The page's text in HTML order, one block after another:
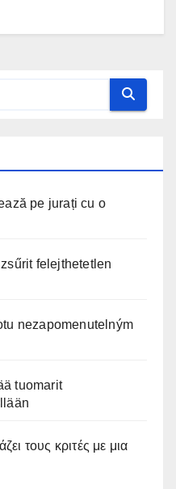
pe jurați cu o
felejthetetlen
nezapomenutelným
tuomarit
τους κριτές με μια